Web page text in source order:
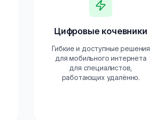
Цифровые кочевники
Гибкие и доступные решения
для мобильного интернета
для специалистов,
работающих удалённо.